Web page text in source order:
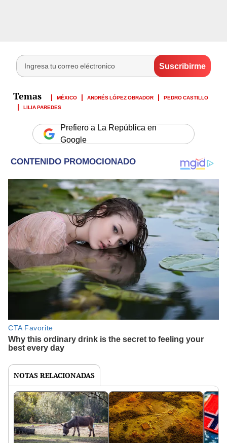
MÉXICO ANDRÉS LÓPEZ OBRADOR
PEDRO CASTILLO
LILIA PAREDES
Prefiero a La República en
Google
NOTAS RELACIONADAS